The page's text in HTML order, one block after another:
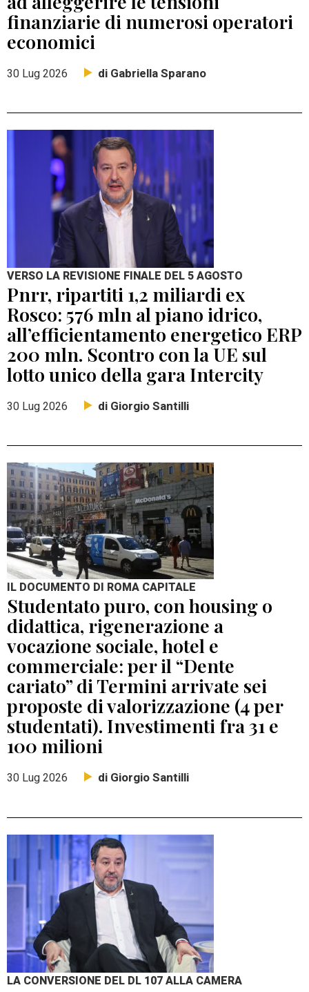
finanziarie di numerosi operatori
economici
30 Lug 2026 di Gabriella Sparano
VERSO LA REVISIONE FINALE DEL 5 AGOSTO
Pnrr, ripartiti 1,2 miliardi ex
Rosco: 576 mln al piano idrico,
all’efficientamento energetico ERP
200 mln. Scontro con la UE sul
lotto unico della gara Intercity
30 Lug 2026 di Giorgio Santilli
IL DOCUMENTO DI ROMA CAPITALE
Studentato puro, con housing o
didattica, rigenerazione a
vocazione sociale, hotel e
commerciale: per il “Dente
cariato” di Termini arrivate sei
proposte di valorizzazione (4 per
studentati). Investimenti fra 31 e
100 milioni
30 Lug 2026 di Giorgio Santilli
LA CONVERSIONE DEL DL 107 ALLA CAMERA